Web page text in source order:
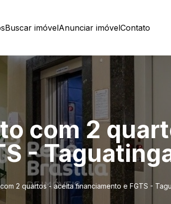
Buscar imóvelAnunciar imóvelContato
com 2
-
2 quartos - aceita financiamento e FGTS -